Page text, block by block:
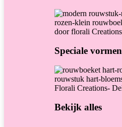
Speciale vormen
Bekijk alles